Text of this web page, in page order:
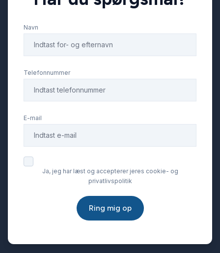
Læderrat
Parkeringssensor bagved
Parkeringssensor foran
Ratgearskifte
Navn
Telefonnummer
E-mail
Ja, jeg har læst og accepterer jeres cookie- og
privatlivspolitik
Ring mig op